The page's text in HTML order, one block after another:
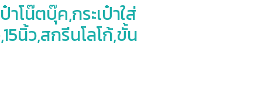
าโน๊ตบุ๊ค,กระเป๋าใส่
นิ้ว,สกรีนโลโก้,ขั้น